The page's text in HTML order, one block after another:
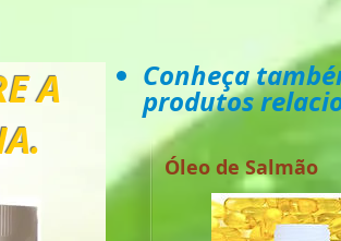
Óleo de Salmão
Conheça
produtos
A